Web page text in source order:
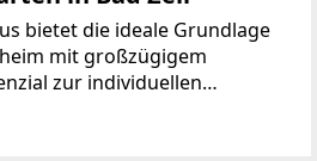
bietet die ideale Grundlage
mit großzügigem
zur individuellen
ermöglicht sich, die